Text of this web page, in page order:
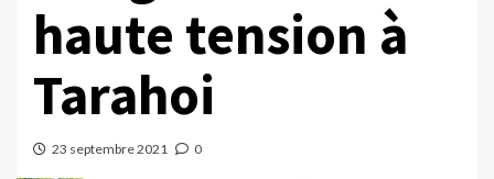
haute tension à
Tarahoi
23 septembre 2021 0